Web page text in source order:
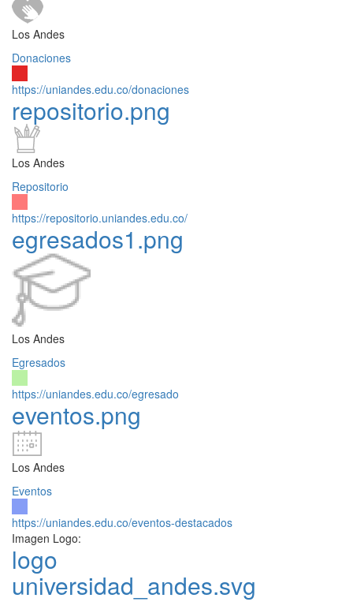
Los Andes
Donaciones
https://uniandes.edu.co/donaciones
repositorio.png
Los Andes
Repositorio
https://repositorio.uniandes.edu.co/
egresados1.png
Los Andes
Egresados
https://uniandes.edu.co/egresado
eventos.png
Los Andes
Eventos
https://uniandes.edu.co/eventos-destacados
Imagen Logo:
logo
universidad_andes.svg